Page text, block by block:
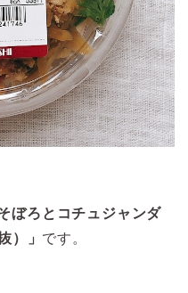
ぼろとコチュジャンダ
）」 です。